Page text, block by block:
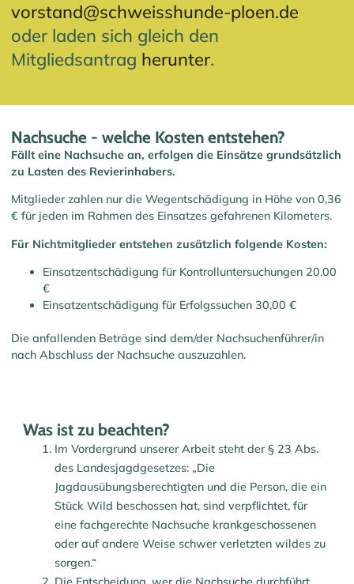
vorstand@schweisshunde-ploen.de
oder laden sich gleich den
Mitgliedsantrag herunter.
Nachsuche - welche Kosten entstehen?
Fällt eine Nachsuche an, erfolgen die Einsätze grundsätzlich
zu Lasten des Revierinhabers.
Mitglieder zahlen nur die Wegentschädigung in Höhe von 0,36
€ für jeden im Rahmen des Einsatzes gefahrenen Kilometers.
Für Nichtmitglieder entstehen zusätzlich folgende Kosten:
Einsatzentschädigung für Kontrolluntersuchungen 20,00
€
Einsatzentschädigung für Erfolgssuchen 30,00 €
Die anfallenden Beträge sind dem/der Nachsuchenführer/in
nach Abschluss der Nachsuche auszuzahlen.
Was ist zu beachten?
Im Vordergrund unserer Arbeit steht der § 23 Abs.
des Landesjagdgesetzes: „Die
Jagdausübungsberechtigten und die Person, die ein
Stück Wild beschossen hat, sind verpflichtet, für
eine fachgerechte Nachsuche krankgeschossenen
oder auf andere Weise schwer verletzten wildes zu
sorgen.“